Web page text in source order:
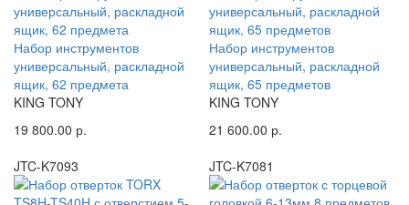
Набор инструментов
универсальный, раскладной
ящик, 62 предмета
KING TONY
19 800.00 р.
Набор инструментов
универсальный, раскладной
ящик, 65 предметов
KING TONY
21 600.00 р.
JTC-K7093
JTC-K7081